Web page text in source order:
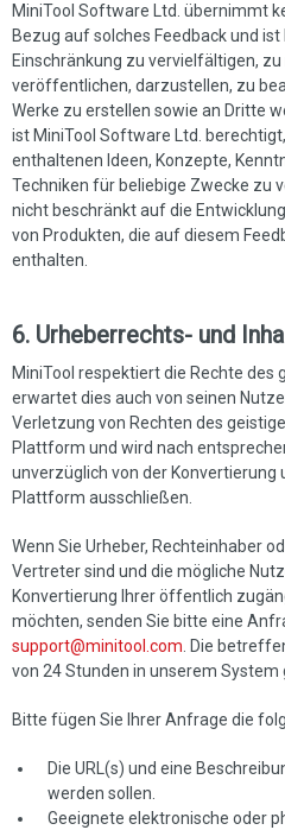
MiniTool Software Ltd. übernimmt
Bezug auf solches Feedback und
Einschränkung zu vervielfältigen,
veröffentlichen, darzustellen, zu
Werke zu erstellen sowie an Dritte
ist MiniTool Software Ltd.
enthaltenen Ideen, Konzepte,
Techniken für beliebige Zwecke zu
nicht beschränkt auf die
von Produkten, die auf diesem
enthalten.
6. Urheberrechts- und
MiniTool respektiert die Rechte des
erwartet dies auch von seinen
Verletzung von Rechten des
Plattform und wird nach
unverzüglich von der Konvertierung
Plattform ausschließen.
Wenn Sie Urheber, Rechteinhaber
Vertreter sind und die mögliche
Konvertierung Ihrer öffentlich
möchten, senden Sie bitte eine
support@minitool.com . Die
von 24 Stunden in unserem System
Bitte fügen Sie Ihrer Anfrage die
Die URL(s) und eine
werden sollen.
Geeignete elektronische oder